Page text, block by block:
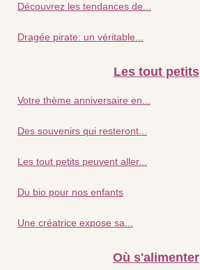
Découvrez les tendances de...
Dragée pirate: un véritable...
Les tout petits
Votre thème anniversaire en...
Des souvenirs qui resteront...
Les tout petits peuvent aller...
Du bio pour nos enfants
Une créatrice expose sa...
Où s'alimenter